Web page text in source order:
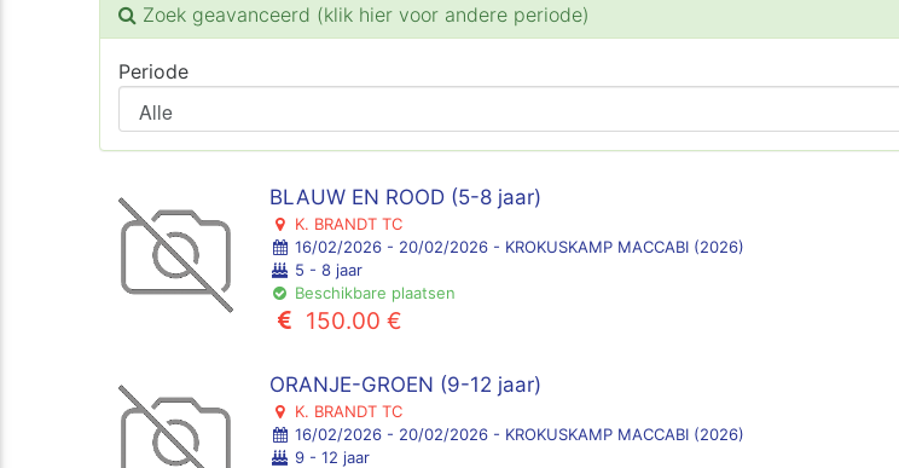
Zoek geavanceerd (klik hier voor andere periode)
Periode
BLAUW EN ROOD (5-8 jaar)
K. BRANDT TC
16/02/2026 - 20/02/2026 - KROKUSKAMP MACCABI (2026)
5 - 8 jaar
Beschikbare plaatsen
150.00 €
ORANJE-GROEN (9-12 jaar)
K. BRANDT TC
16/02/2026 - 20/02/2026 - KROKUSKAMP MACCABI (2026)
9 - 12 jaar